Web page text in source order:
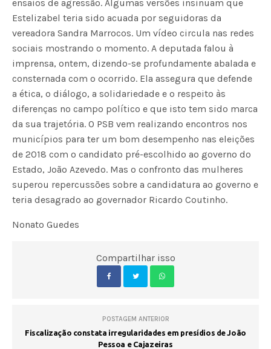
ensaios de agressão. Algumas versões insinuam que
Estelizabel teria sido acuada por seguidoras da
vereadora Sandra Marrocos. Um vídeo circula nas redes
sociais mostrando o momento. A deputada falou à
imprensa, ontem, dizendo-se profundamente abalada e
consternada com o ocorrido. Ela assegura que defende
a ética, o diálogo, a solidariedade e o respeito às
diferenças no campo político e que isto tem sido marca
da sua trajetória. O PSB vem realizando encontros nos
municípios para ter um bom desempenho nas eleições
de 2018 com o candidato pré-escolhido ao governo do
Estado, João Azevedo. Mas o confronto das mulheres
superou repercussões sobre a candidatura ao governo e
teria desagrado ao governador Ricardo Coutinho.
Nonato Guedes
Compartilhar isso
POSTAGEM ANTERIOR
Fiscalização constata irregularidades em presídios de João
Pessoa e Cajazeiras